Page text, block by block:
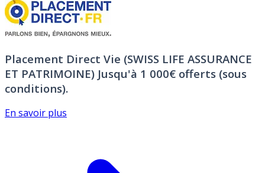
Placement Direct Vie (SWISS LIFE ASSURANCE
ET PATRIMOINE) Jusqu'à 1 000€ offerts (sous
conditions).
En savoir plus